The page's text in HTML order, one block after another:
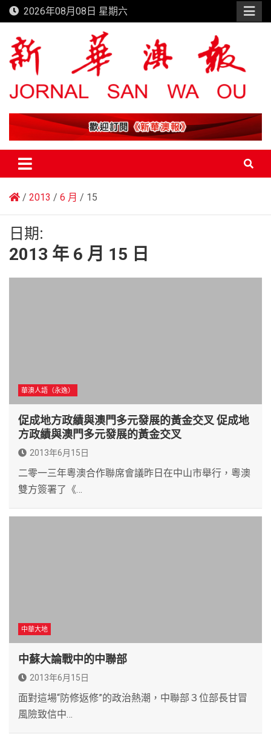
Skip
to
content
2026年08月08日 星期六
新華澳報
2013 6 月 15
日期:
2013 年 6 月 15 日
華澳人語（永逸）
促成地方政績與澳門多元發展的黃金交叉 促成地
方政績與澳門多元發展的黃金交叉
2013年6月15日
二零一三年粵澳合作聯席會議昨日在中山市舉行，粵澳
雙方簽署了《…
中華大地
中蘇大論戰中的中聯部
2013年6月15日
面對這場“防修返修”的政治熱潮，中聯部３位部長甘冒
風險致信中…